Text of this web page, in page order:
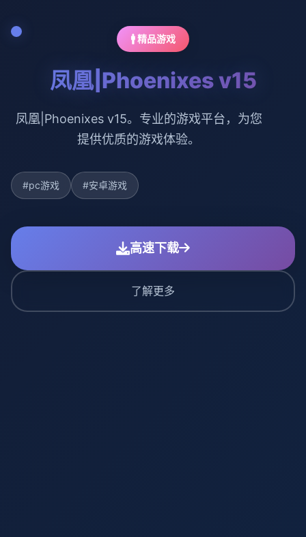
🚹 精品游戏
凤凰|Phoenixes v15
凤凰|Phoenixes v15。专业的游戏平台，为您
提供优质的游戏体验。
#pc游戏 #安卓游戏
高速下载
了解更多